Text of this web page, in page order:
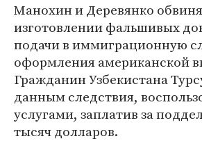
Манохин и Деревянко
изготовлении фальшивых
подачи в иммиграционную
оформления американской
Гражданин Узбекистана
данным следствия,
услугами, заплатив за
тысяч долларов.